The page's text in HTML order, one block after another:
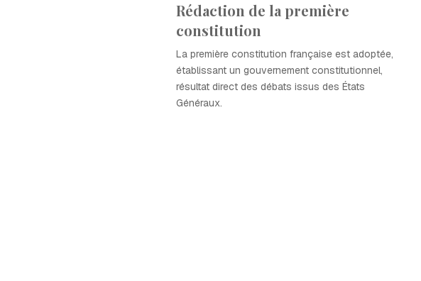
Rédaction de la première
constitution
La première constitution française est adoptée,
établissant un gouvernement constitutionnel,
résultat direct des débats issus des États
Généraux.